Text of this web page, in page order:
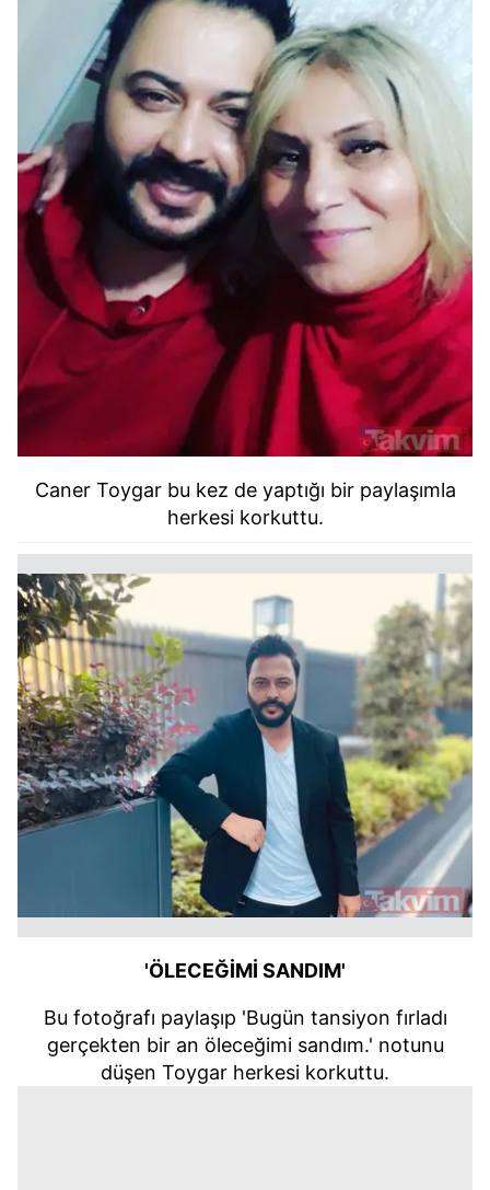
Caner Toygar bu kez de yaptığı bir paylaşımla
herkesi korkuttu.
'ÖLECEĞİMİ SANDIM'
Bu fotoğrafı paylaşıp 'Bugün tansiyon fırladı
gerçekten bir an öleceğimi sandım.' notunu
düşen Toygar herkesi korkuttu.